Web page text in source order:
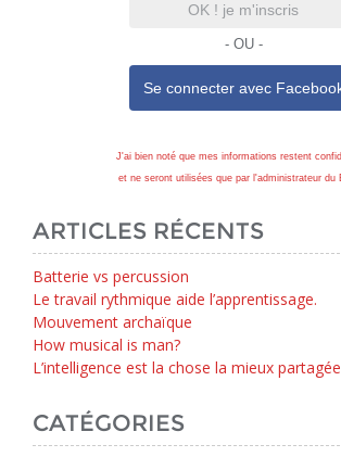
OK ! je m'inscris
- OU -
Se connecter avec
J'ai bien noté que mes informations restent
et ne seront utilisées que par l'administrateur du
ARTICLES RÉCENTS
Batterie vs percussion
Le travail rythmique aide l’apprentissage.
Mouvement archaïque
How musical is man?
L’intelligence est la chose la mieux
CATÉGORIES